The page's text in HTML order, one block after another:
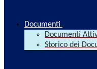
Documenti
Documenti
Storico dei